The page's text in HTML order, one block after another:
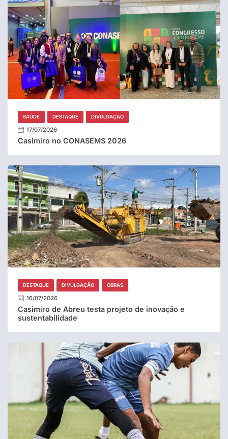
SAÚDE DESTAQUE DIVULGAÇÃO
17/07/2026
Casimiro no CONASEMS 2026
DESTAQUE DIVULGAÇÃO OBRAS
16/07/2026
Casimiro de Abreu testa projeto de inovação e
sustentabilidade